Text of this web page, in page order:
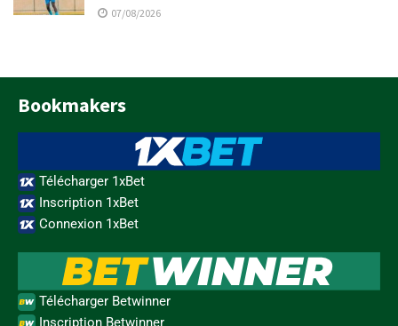
07/08/2026
Bookmakers
Télécharger 1xBet
Inscription 1xBet
Connexion 1xBet
Télécharger Betwinner
Inscription Betwinner